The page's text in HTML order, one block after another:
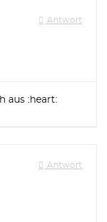
Antwort
aus :heart:
Antwort